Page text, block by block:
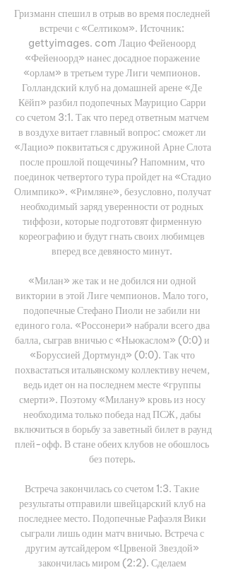
Гризманн спешил в отрыв во время последней
встречи с «Селтиком». Источник:
gettyimages. com Лацио Фейеноорд
«Фейеноорд» нанес досадное поражение
«орлам» в третьем туре Лиги чемпионов.
Голландский клуб на домашней арене «Де
Кёйп» разбил подопечных Маурицио Сарри
со счетом 3:1. Так что перед ответным матчем
в воздухе витает главный вопрос: сможет ли
«Лацио» поквитаться с дружиной Арне Слота
после прошлой пощечины? Напомним, что
поединок четвертого тура пройдет на «Стадио
Олимпико». «Римляне», безусловно, получат
необходимый заряд уверенности от родных
тиффози, которые подготовят фирменную
кореографию и будут гнать своих любимцев
вперед все девяносто минут.
«Милан» же так и не добился ни одной
виктории в этой Лиге чемпионов. Мало того,
подопечные Стефано Пиоли не забили ни
единого гола. «Россонери» набрали всего два
балла, сыграв вничью с «Ньюкаслом» (0:0) и
«Боруссией Дортмунд» (0:0). Так что
похвастаться итальянскому коллективу нечем,
ведь идет он на последнем месте «группы
смерти». Поэтому «Милану» кровь из носу
необходима только победа над ПСЖ, дабы
включиться в борьбу за заветный билет в раунд
плей-офф. В стане обеих клубов не обошлось
без потерь.
Встреча закончилась со счетом 1:3. Такие
результаты отправили швейцарский клуб на
последнее место. Подопечные Рафаэля Вики
сыграли лишь один матч вничью. Встреча с
другим аутсайдером «Црвеной Звездой»
закончилась миром (2:2). Сделаем